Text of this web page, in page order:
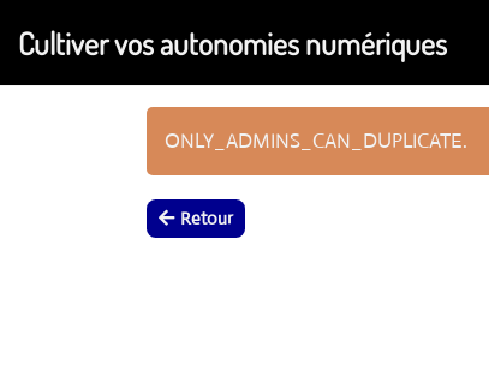
Aller au contenu principal
Cultiver vos autonomies numériques
ONLY_ADMINS_CAN_DUPLICATE.
Retour